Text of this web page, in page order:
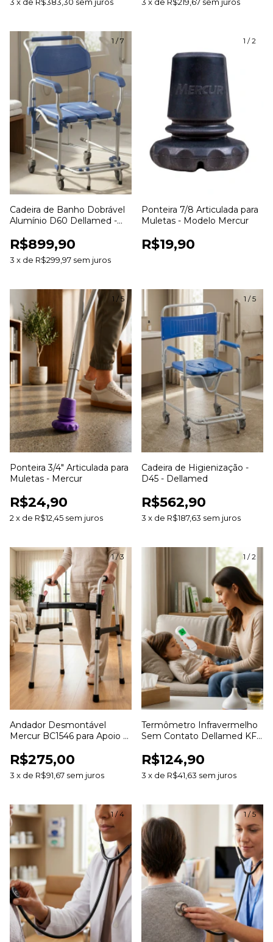
3 x de R$383,30 sem juros 3 x de R$219,67 sem juros
1 /7
Cadeira de Banho Dobrável
Alumínio D60 Dellamed -
R$899,90
3 x de R$299,97 sem juros
1 /2
Ponteira 7/8 Articulada para
Muletas - Modelo Mercur
R$19,90
1 / 5
Ponteira 3/4" Articulada para
Muletas - Mercur
R$24,90
2 x de R$12,45 sem juros
1 /5
Cadeira de Higienização -
D45 - Dellamed
R$562,90
3 x de R$187,63 sem juros
1/3
Andador Desmontável
Mercur BC1546 para Apoio e
R$275,00
3 x de R$91,67 sem juros
1 /2
Termômetro Infravermelho
Sem Contato Dellamed KF-
Temperatura
R$124,90
3 x de R$41,63 sem juros
1/4 1/5